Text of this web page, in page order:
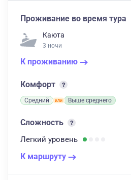
Проживание во время тура
Каюта
3 ночи
К проживанию
Комфорт
Средний Выше среднего
Сложность
Легкий уровень
К маршруту